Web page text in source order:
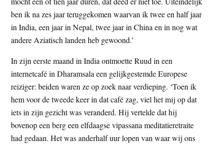
ben ik na zes jaar teruggekomen waarvan ik twee en half jaar
in India, een jaar in Nepal, twee jaar in China en in nog wat
andere Aziatisch landen heb gewoond.’
In zijn eerste maand in India ontmoette Ruud in een
internetcafé in Dharamsala een gelijkgestemde Europese
reiziger: beiden waren ze op zoek naar verdieping. ‘Toen ik
hem voor de tweede keer in dat café zag, viel het mij op dat
iets in zijn gezicht was veranderd. Hij vertelde dat hij
bovenop een berg een elfdaagse vipassana meditatieretraite
had gedaan. Het was anderhalf uur lopen van waar wij ons